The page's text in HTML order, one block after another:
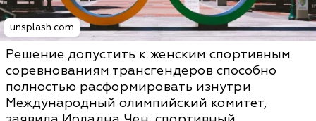
unsplash.com
Решение допустить к женским спортивным
соревнованиям трансгендеров способно
полностью расформировать изнутри
Международный олимпийский комитет,